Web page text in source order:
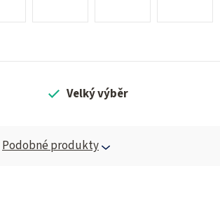
Velký výběr
Podobné produkty